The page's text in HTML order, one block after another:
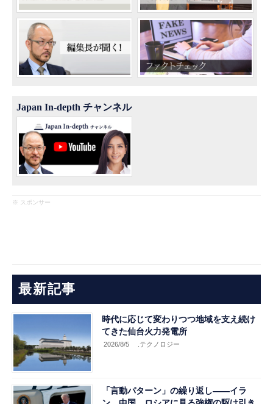
Japan In-depth チャンネル
※ スポンサー
最新記事
時代に応じて変わりつつ地域を支え続け
てきた仙台火力発電所
2026/8/5 .テクノロジー
「言動パターン」の繰り返し――イラ